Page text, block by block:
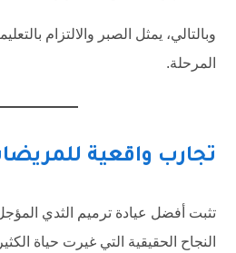
وبالتالي، يمثل الصبر والالتزام
المرحلة.
تجارب واقعية
تثبت أفضل عيادة ترميم الثدي
النجاح الحقيقية التي غيرت حياة